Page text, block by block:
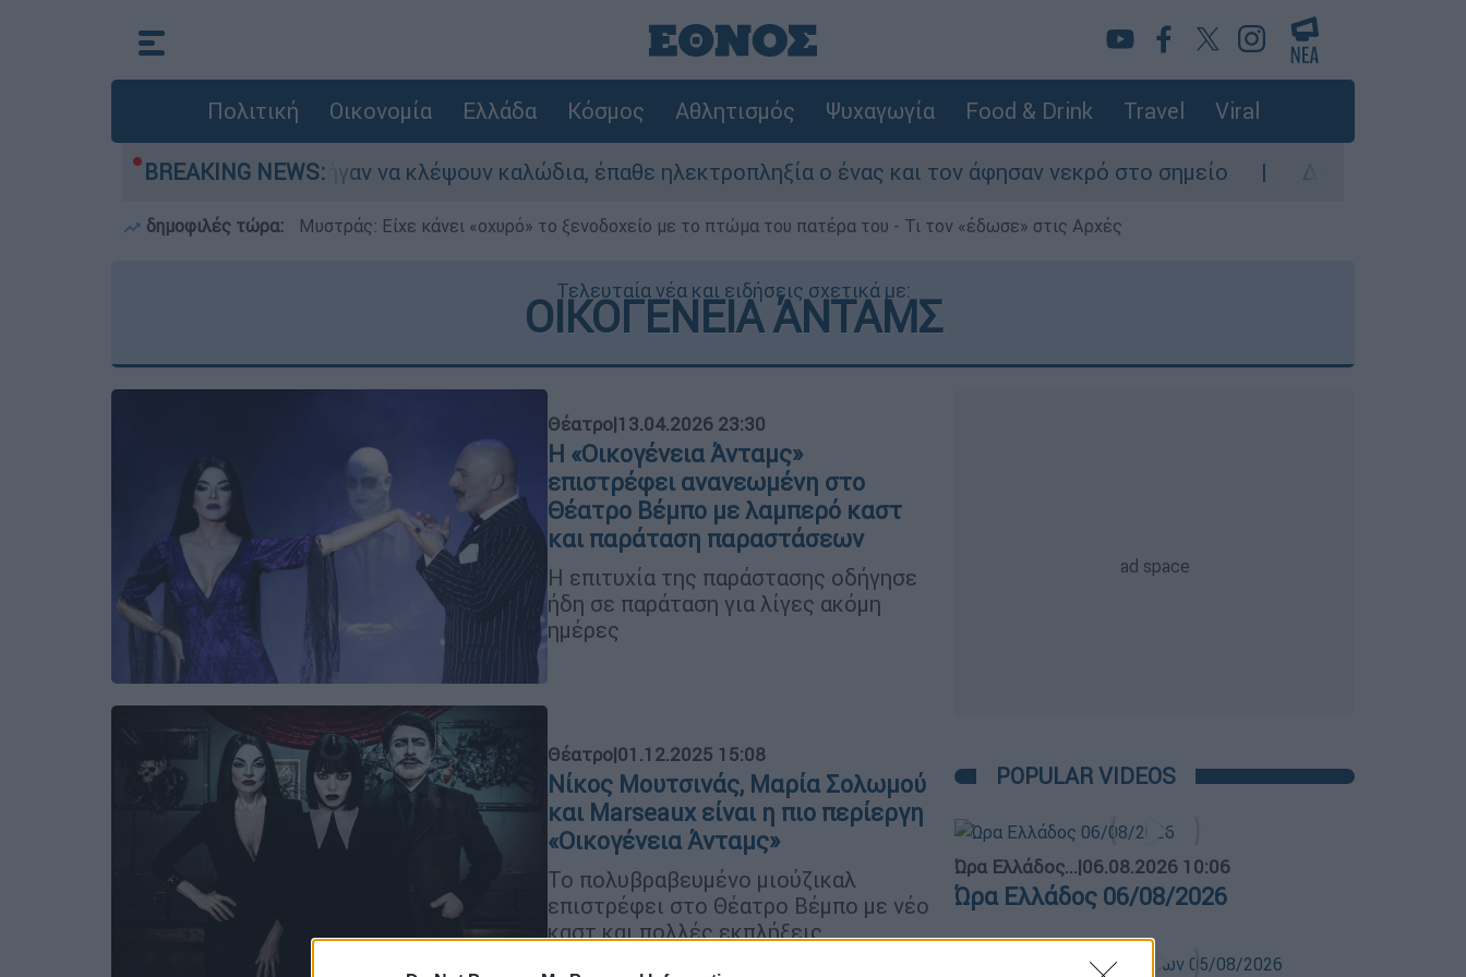
Πολιτική Οικονομία Ελλάδα Κόσμος Αθλητισμός Ψυχαγωγία Food & Drink Travel Viral
BREAKING NEWS:
Άνω Λιόσια: Πήγαν να κλέψουν καλώδια, έπαθε ηλεκτροπληξία ο ένας και τον άφησαν νεκρό στο σημείο Δίωξη για ανθρωποκτονία
δημοφιλές τώρα: Μυστράς: Είχε κάνει «οχυρό» το ξενοδοχείο με το πτώμα του πατέρα του - Τι τον «έδωσε» στις Αρχές
Τελευταία νέα και ειδήσεις σχετικά με:
ΟΙΚΟΓΕΝΕΙΑ ΆΝΤΑΜΣ
Θέατρο|13.04.2026 23:30
Η «Οικογένεια Άνταμς»
επιστρέφει ανανεωμένη στο
Θέατρο Βέμπο με λαμπερό καστ
και παράταση παραστάσεων
Η επιτυχία της παράστασης οδήγησε
ήδη σε παράταση για λίγες ακόμη
ημέρες
Θέατρο|01.12.2025 15:08
Νίκος Μουτσινάς, Μαρία Σολωμού
και Marseaux είναι η πιο περίεργη
«Οικογένεια Άνταμς»
Το πολυβραβευμένο μιούζικαλ
επιστρέφει στο Θέατρο Βέμπο με νέο
καστ και πολλές εκπλήξεις
POPULAR VIDEOS
Ώρα Ελλάδος...|06.08.2026 10:06
Ώρα Ελλάδος 06/08/2026